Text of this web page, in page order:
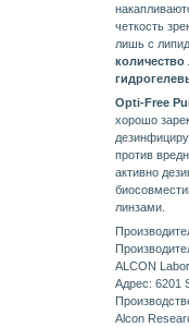
четкость
лишь с
Opti-Free
хорошо
против
активно
линзами.
ALCON
Адрес: 6201
Alcon